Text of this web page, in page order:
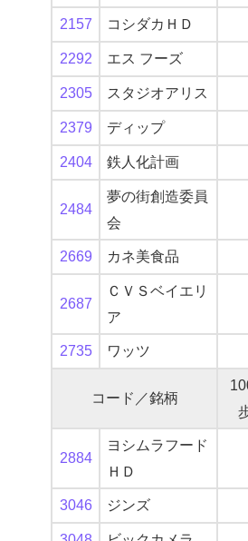
2157 コシダカＨＤ
2292 エス フーズ
2305 スタジオアリス
2379 ディップ
2404 鉄人化計画
2484
夢の街創造委員
会
2669 カネ美食品
2687
ＣＶＳベイエリ
ア
2735 ワッツ
コード／銘柄
2884
ヨシムラフード
ＨＤ
3046 ジンズ